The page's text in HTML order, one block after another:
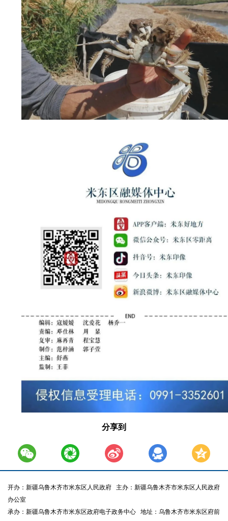
分享到
开办：新疆乌鲁木齐市米东区人民政府 主办：新疆乌鲁木齐市米东区人民政府
办公室
承办：新疆乌鲁木齐市米东区政府电子政务中心 地址：乌鲁木齐市米东区府前